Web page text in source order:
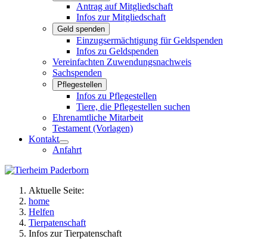
Antrag auf Mitgliedschaft
Infos zur Mitgliedschaft
Geld spenden
Einzugsermächtigung für Geldspenden
Infos zu Geldspenden
Vereinfachten Zuwendungsnachweis
Sachspenden
Pflegestellen
Infos zu Pflegestellen
Tiere, die Pflegestellen suchen
Ehrenamtliche Mitarbeit
Testament (Vorlagen)
Kontakt
Anfahrt
Aktuelle Seite:
home
Helfen
Tierpatenschaft
Infos zur Tierpatenschaft